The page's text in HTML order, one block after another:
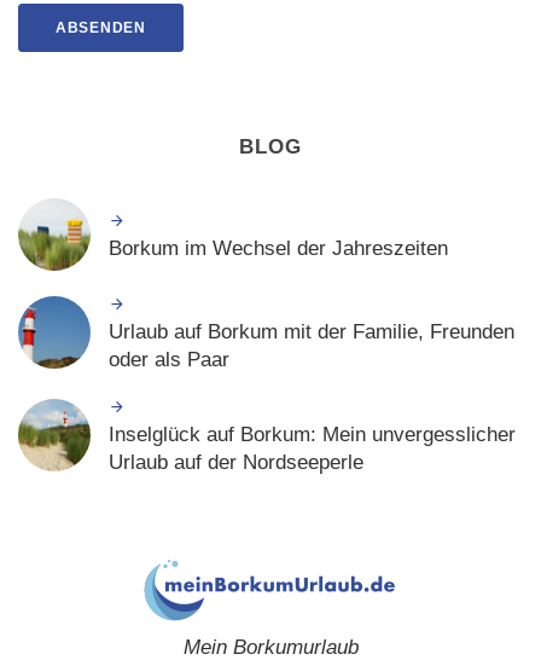
ABSENDEN
BLOG
Borkum im Wechsel der Jahreszeiten
Urlaub auf Borkum mit der Familie, Freunden
oder als Paar
Inselglück auf Borkum: Mein unvergesslicher
Urlaub auf der Nordseeperle
Mein Borkumurlaub